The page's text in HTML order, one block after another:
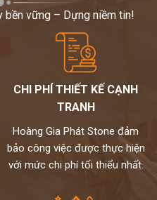
bền vững – Dựng niềm tin!
CHI PHÍ THIẾT KẾ CẠNH
TRANH
Hoàng Gia Phát Stone đảm
bảo công việc được thực hiện
với mức chi phí tối thiểu nhất.